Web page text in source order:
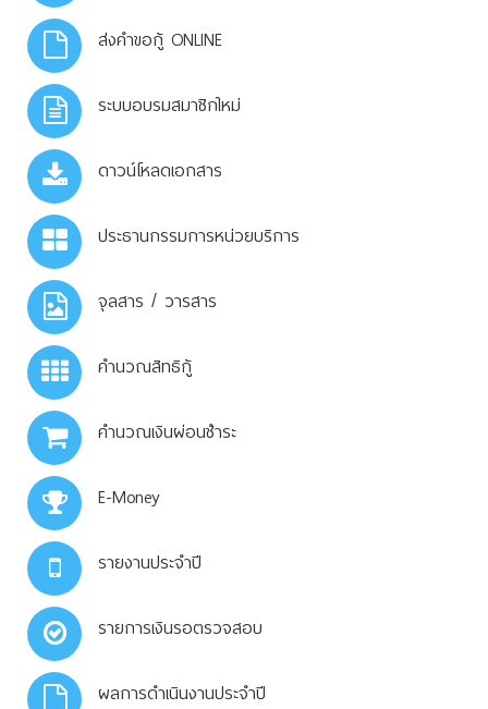
ส่งคำขอกู้ ONLINE
ระบบอบรมสมาชิกใหม่
ดาวน์โหลดเอกสาร
ประธานกรรมการหน่วยบริการ
จุลสาร / วารสาร
คำนวณสิทธิกู้
คำนวณเงินผ่อนชำระ
E-Money
รายงานประจำปี
รายการเงินรอตรวจสอบ
ผลการดำเนินงานประจำปี